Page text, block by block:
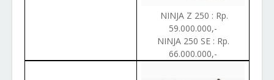
NINJA Z 250 : Rp.
59.000.000,-
NINJA 250 SE : Rp.
66.000.000,-